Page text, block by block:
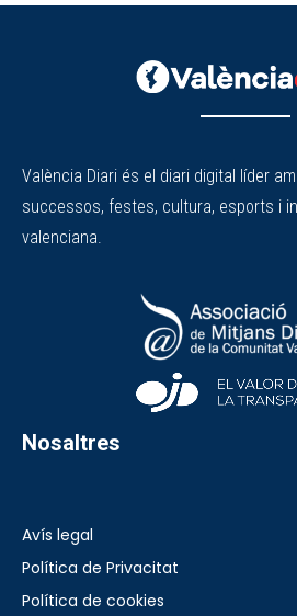
València Diari és el diari digital líder
successos, festes, cultura, esports i
valenciana.
Nosaltres
Avís legal
Política de Privacitat
Política de cookies